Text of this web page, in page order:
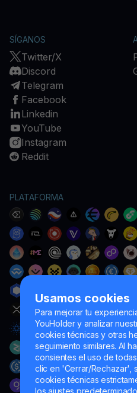
Usamos cookies
Para mejorar tu
YouHolder y analizar
cookies técnicas y otras
seguimiento similares. Al
consientes el uso de
clic en 'Cerrar/Rechazar',
cookies técnicas
SÍGANOS
Twitter/X
Discord
Telegram
Facebook
Linkedin
YouTube
Instagram
Reddit
PLATAFORMA